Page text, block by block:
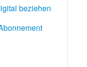
beziehen